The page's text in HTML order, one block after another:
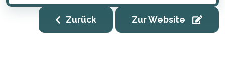
Zurück Zur Website